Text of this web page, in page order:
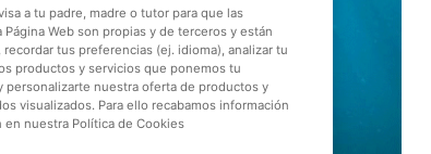
a tu padre, madre o tutor para que las
Web son propias y de terceros y están
tus preferencias (ej. idioma), analizar tu
productos y servicios que ponemos tu
nuestra oferta de productos y
visualizados. Para ello recabamos información
nuestra Política de Cookies